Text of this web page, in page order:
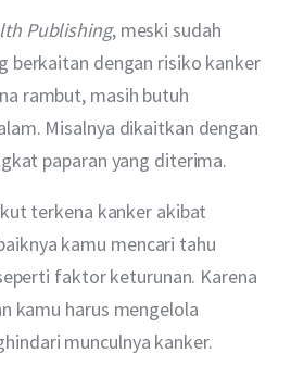
Publishing, meski sudah
berkaitan dengan risiko kanker
rambut, masih butuh
Misalnya dikaitkan dengan
paparan yang diterima.
terkena kanker akibat
kamu mencari tahu
faktor keturunan. Karena
kamu harus mengelola
munculnya kanker.